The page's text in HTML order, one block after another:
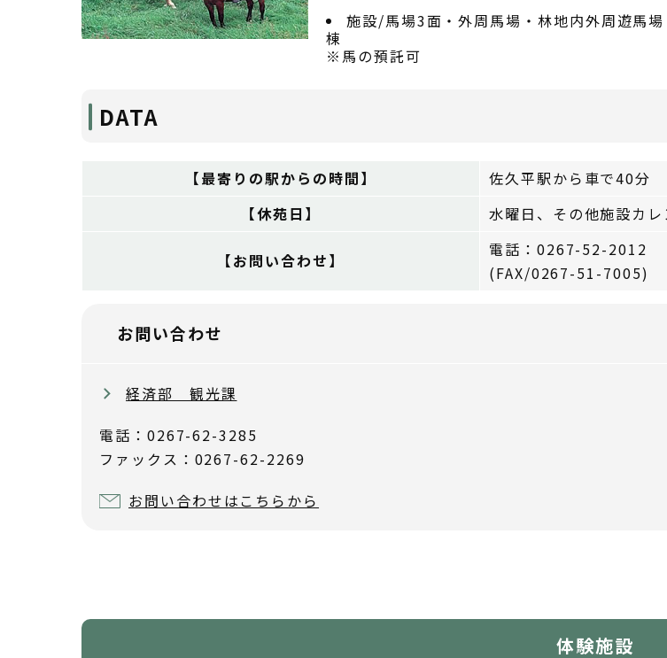
施設/馬場3面・外周馬場・林地内外周遊馬
棟
※馬の預託可
DATA
【最寄りの駅からの時間】
佐久平駅から車で40分
【休苑日】
水曜日、その他施設カレ
【お問い合わせ】
電話：0267-52-2012
(FAX/0267-51-7005)
お問い合わせ
経済部 観光課
電話：0267-62-3285
ファックス：0267-62-2269
お問い合わせはこちらから
体験施設